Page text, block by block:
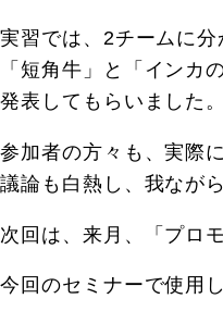
実習では、2チームに分
「短角牛」と「インカ
発表してもらいました。
参加者の方々も、実際
議論も白熱し、我なが
次回は、来月、「プロ
今回のセミナーで使用